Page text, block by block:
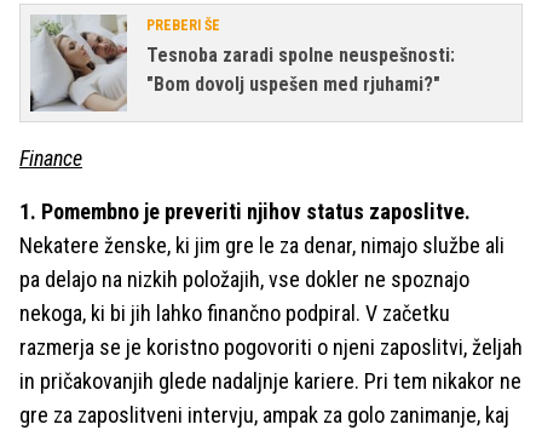
PREBERI ŠE
Tesnoba zaradi spolne neuspešnosti:
"Bom dovolj uspešen med rjuhami?"
Finance
1. Pomembno je preveriti njihov status zaposlitve.
Nekatere ženske, ki jim gre le za denar, nimajo službe ali
pa delajo na nizkih položajih, vse dokler ne spoznajo
nekoga, ki bi jih lahko finančno podpiral. V začetku
razmerja se je koristno pogovoriti o njeni zaposlitvi, željah
in pričakovanjih glede nadaljnje kariere. Pri tem nikakor ne
gre za zaposlitveni intervju, ampak za golo zanimanje, kaj